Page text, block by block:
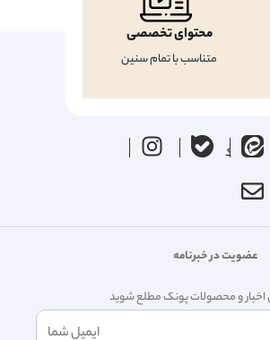
محتوای تخصصی
متناسب با تمام سنین
دنبال کنید
عضویت در خبرنامه
اخبار و محصولات پونک مطلع شوید